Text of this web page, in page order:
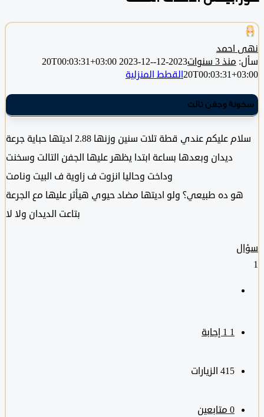
احمد
منذ 3 سنوات 2023-12-20T00:03:31+03:00
2023-12-
القطط المنزلية
وجفن تالت
سلام عليكم عندي قطة تلات سنين وزنها 2.88 اديتها حباية جرعة
ديدان وبعدها بساعة ابتدا يظهر عليها الجفن التالت وسخنت
وداخت وحاليا انزوت ف زاوية ف البيت ونامت
ده طبيعي؟ ولو اديتها مضاد حيوي هيأثر عليها مع الجرعة
بتاعت الديدان ولا لا
415 الزيارات
متابعين